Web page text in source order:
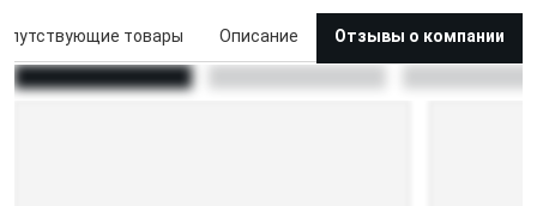
товары Описание Отзывы о компании